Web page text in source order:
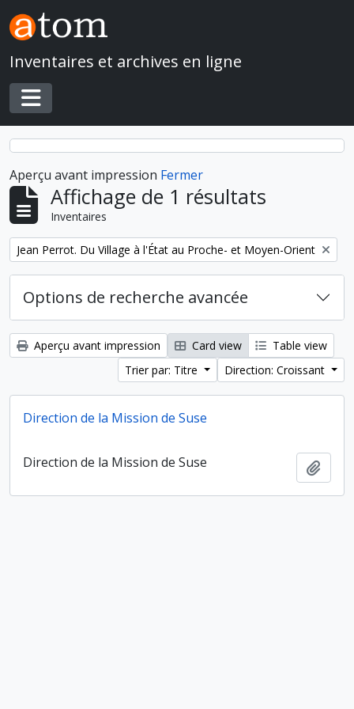
Skip to main content
Inventaires et archives en ligne
Toggle navigation
Aperçu avant impression Fermer
Affichage de 1 résultats
Inventaires
Remove filter:
Jean Perrot. Du Village à l'État au Proche- et Moyen-Orient
Options de recherche avancée
Aperçu avant impression Card view
Table view
Trier par: Titre
Direction: Croissant
Direction de la Mission de Suse
Direction de la Mission de Suse